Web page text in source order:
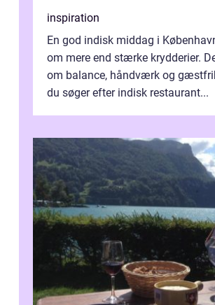
inspiration
En god indisk middag i
om mere end stærke krydderier.
om balance, håndværk og
du søger efter indisk restaurant...